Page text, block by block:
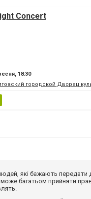
Concert
18:30
городской Дворец
які бажають
багатьом прийняти